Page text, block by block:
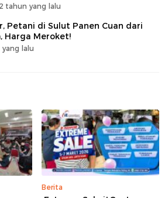
2 tahun yang lalu
Petani di Sulut Panen Cuan dari
Harga Meroket!
lalu
Berita